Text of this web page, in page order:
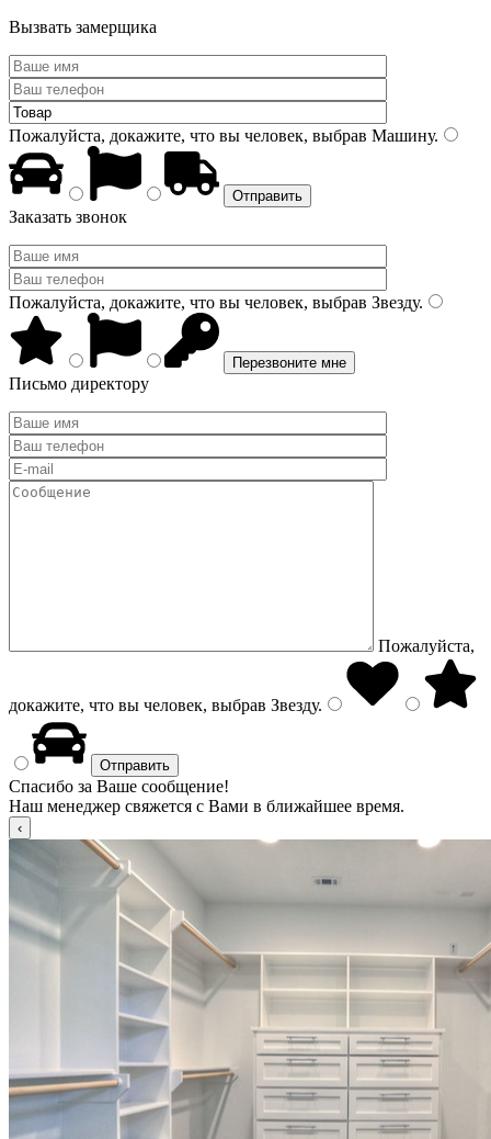
Вызвать замерщика
Пожалуйста, докажите, что вы человек, выбрав Машину.
Заказать звонок
Пожалуйста, докажите, что вы человек, выбрав Звезду.
Письмо директору
Пожалуйста,
докажите, что вы человек, выбрав Звезду.
Спасибо за Ваше сообщение!
Наш менеджер свяжется с Вами в ближайшее время.